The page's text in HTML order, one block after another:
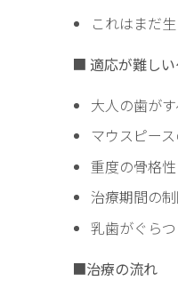
これはまだ
■ 適応が難し
大人の歯が
マウスピー
重度の骨格
治療期間の
乳歯がぐら
■治療の流れ